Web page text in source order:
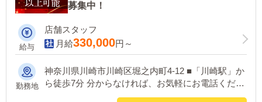
募集中！
給与
店舗スタッフ
月給330,000円～
勤務地
神奈川県川崎市川崎区堀之内町4-12 ■「川崎駅」か
ら徒歩7分 分からなければ、お気軽にお電話くださ